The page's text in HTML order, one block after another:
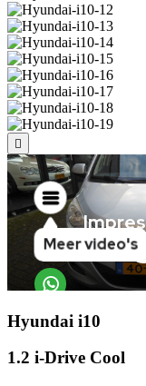
Hyundai i10
1.2 i-Drive Cool